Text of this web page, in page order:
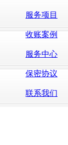
服务项目
收账案例
服务中心
保密协议
联系我们